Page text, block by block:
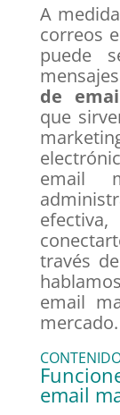
​A
correos
puede
de
que
email
través
email
mercado.
email